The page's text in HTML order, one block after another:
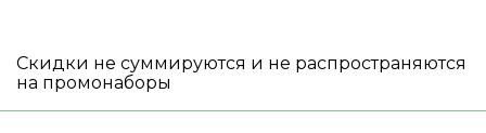
Скидки не суммируются и не распространяются
на промонаборы